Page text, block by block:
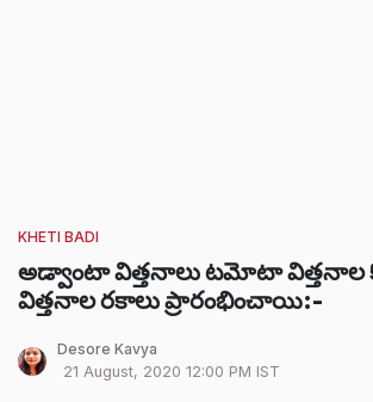
KHETI BADI
అడ్వాంటా విత్తనాలు టమోటా విత్తనాల
విత్తనాల రకాలు ప్రారంభించాయి:-
Desore Kavya
21 August, 2020 12:00 PM IST